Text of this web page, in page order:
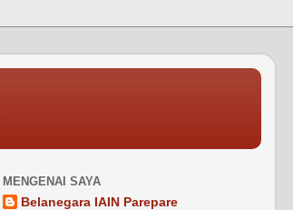
MENGENAI SAYA
Belanegara IAIN Parepare